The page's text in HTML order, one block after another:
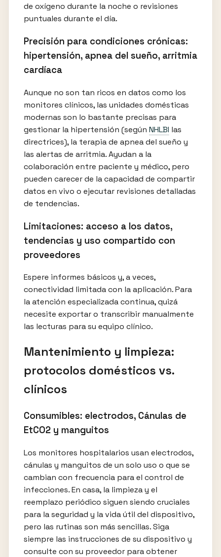
de oxígeno durante la noche o revisiones
puntuales durante el día.
Precisión para condiciones crónicas:
hipertensión, apnea del sueño, arritmia
cardíaca
Aunque no son tan ricos en datos como los
monitores clínicos, las unidades domésticas
modernas son lo bastante precisas para
gestionar la hipertensión (según NHLBI las
directrices), la terapia de apnea del sueño y
las alertas de arritmia. Ayudan a la
colaboración entre paciente y médico, pero
pueden carecer de la capacidad de compartir
datos en vivo o ejecutar revisiones detalladas
de tendencias.
Limitaciones: acceso a los datos,
tendencias y uso compartido con
proveedores
Espere informes básicos y, a veces,
conectividad limitada con la aplicación. Para
la atención especializada continua, quizá
necesite exportar o transcribir manualmente
las lecturas para su equipo clínico.
Mantenimiento y limpieza:
protocolos domésticos vs.
clínicos
Consumibles: electrodos, Cánulas de
EtCO2 y manguitos
Los monitores hospitalarios usan electrodos,
cánulas y manguitos de un solo uso o que se
cambian con frecuencia para el control de
infecciones. En casa, la limpieza y el
reemplazo periódico siguen siendo cruciales
para la seguridad y la vida útil del dispositivo,
pero las rutinas son más sencillas. Siga
siempre las instrucciones de su dispositivo y
consulte con su proveedor para obtener